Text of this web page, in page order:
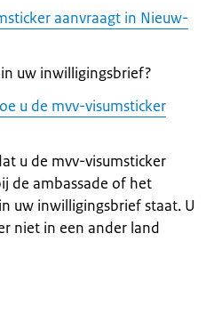
aanvraagt in Nieuw-
uw inwilligingsbrief?
u de mvv-visumsticker
u de mvv-visumsticker
de ambassade of het
uw inwilligingsbrief staat. U
niet in een ander land